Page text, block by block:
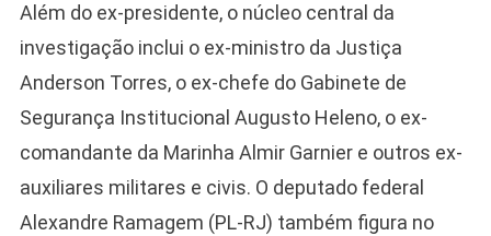
Além do ex-presidente, o núcleo central da
investigação inclui o ex-ministro da Justiça
Anderson Torres, o ex-chefe do Gabinete de
Segurança Institucional Augusto Heleno, o ex-
comandante da Marinha Almir Garnier e outros ex-
auxiliares militares e civis. O deputado federal
Alexandre Ramagem (PL-RJ) também figura no